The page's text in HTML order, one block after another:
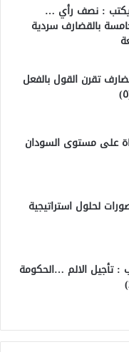
يكتب : نصف رأي …
بالقضارف سردية
تقرن القول بالفعل
على مستوى السودان
لحلول استراتيجية
: تأجيل الالم …الحكومة